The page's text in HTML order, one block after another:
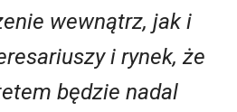
wewnątrz, jak i
i rynek, że
będzie nadal